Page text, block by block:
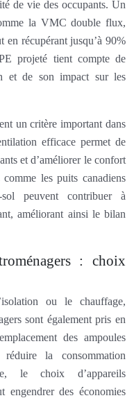
de vie des occupants. Un
la VMC double flux,
en récupérant jusqu’à 90%
projeté tient compte de
et de son impact sur les
un critère important dans
efficace permet de
et d’améliorer le confort
les puits canadiens
peuvent contribuer à
améliorant ainsi le bilan
: choix
ou le chauffage,
sont également pris en
des ampoules
la consommation
le choix d’appareils
engendrer des économies